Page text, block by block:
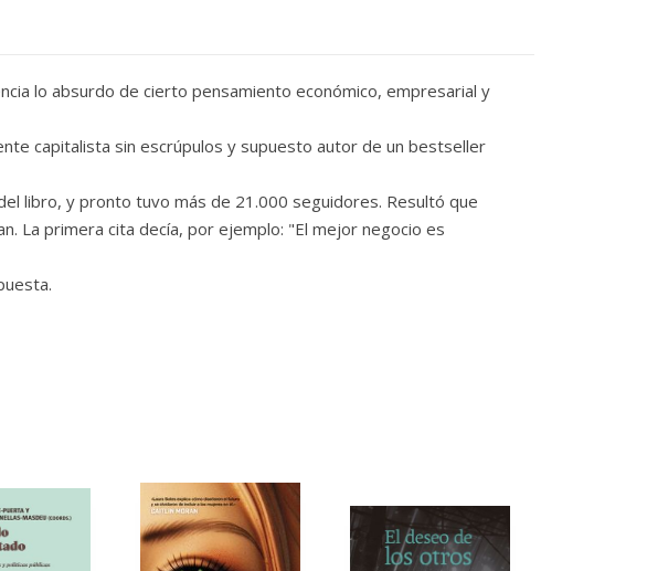
lo absurdo de cierto pensamiento económico, empresarial y
capitalista sin escrúpulos y supuesto autor de un bestseller
libro, y pronto tuvo más de 21.000 seguidores. Resultó que
La primera cita decía, por ejemplo: "El mejor negocio es